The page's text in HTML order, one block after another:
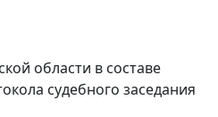
области в составе
судебного заседания